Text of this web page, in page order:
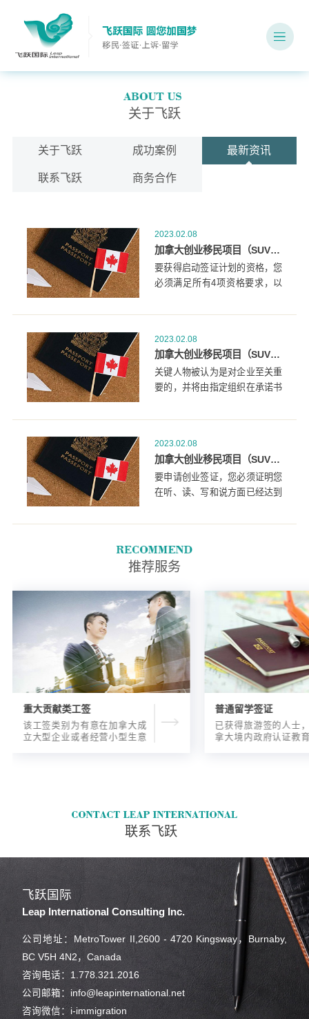
关于飞跃
关于飞跃 成功案例 最新资讯
联系飞跃 商务合作
2023.02.08
加拿大创业移民项目（SUV）需要什么申请条件？
要获得启动签证计划的资格，您
必须满足所有4项资格要求，以
2023.02.08
加拿大创业移民项目（SUV）中，谁是关键人物？
关键人物被认为是对企业至关重
要的，并将由指定组织在承诺书
员。
2023.02.08
加拿大创业移民项目（SUV）中语言程度的要求？
要申请创业签证，您必须证明您
在听、读、写和说方面已经达到
推荐服务
重大贡献类工签
该工签类别为有意在加拿大成
立大型企业或者经营小型生意
普通留学签证
已获得旅游签的人士
拿大境内政府认证教
联系飞跃
飞跃国际
Leap International Consulting Inc.
公司地址：MetroTower II,2600 - 4720 Kingsway，Burnaby,
BC V5H 4N2，Canada
咨询电话：1.778.321.2016
公司邮箱：info@leapinternational.net
咨询微信：i-immigration